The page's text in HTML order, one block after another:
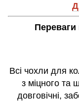
Переваги
Всі чохли для
з міцного та
довговічні,